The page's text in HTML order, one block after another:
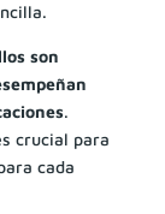
son
.
crucial para
cada